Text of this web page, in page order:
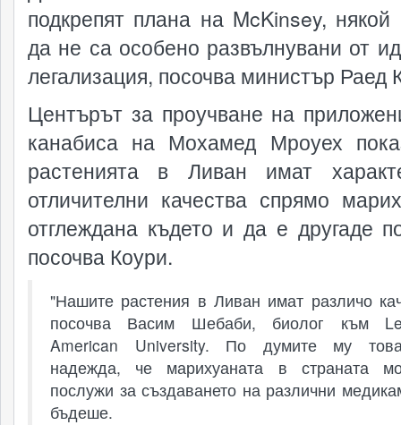
подкрепят плана на McKinsey, някой
да не са особено развълнувани от
легализация, посочва министър Раед
Центърът за проучване на
канабиса на Мохамед Мроуех
растенията в Ливан имат
отличителни качества спрямо
отглеждана където и да е другаде
посочва Коури.
"Нашите растения в Ливан имат различо
посочва Васим Шебаби, биолог към
American University. По думите му
надежда, че марихуаната в страната
послужи за създаването на различни
бъдеше.